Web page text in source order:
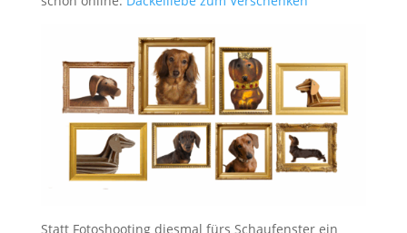
Statt Fotoshooting diesmal fürs Schaufenster ein